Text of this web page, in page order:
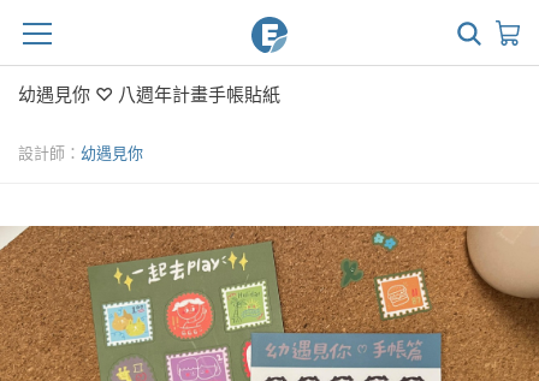
幼遇見你 ♡ 八週年計畫手帳貼紙
設計師： 幼遇見你